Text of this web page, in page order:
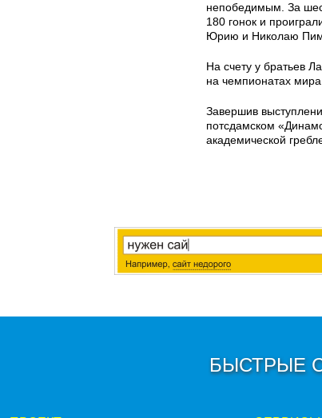
непобедимым. За
180 гонок и
Юрию и Николаю
На счету у братьев
на чемпионатах мира.
Завершив
потсдамском
академической
БЫСТРЫЕ